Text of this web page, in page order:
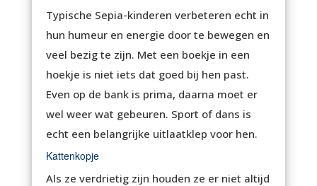
Typische Sepia-kinderen verbeteren echt in
hun humeur en energie door te bewegen en
veel bezig te zijn. Met een boekje in een
hoekje is niet iets dat goed bij hen past.
Even op de bank is prima, daarna moet er
wel weer wat gebeuren. Sport of dans is
echt een belangrijke uitlaatklep voor hen.
Kattenkopje
Als ze verdrietig zijn houden ze er niet altijd